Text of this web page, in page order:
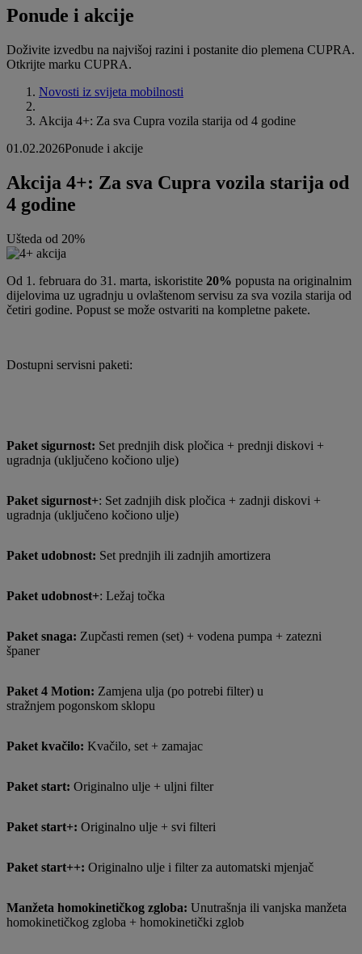
Ponude i akcije
Doživite izvedbu na najvišoj razini i postanite dio plemena CUPRA.
Otkrijte marku CUPRA.
Novosti iz svijeta mobilnosti
Akcija 4+: Za sva Cupra vozila starija od 4 godine
01.02.2026Ponude i akcije
Akcija 4+: Za sva Cupra vozila starija od
4 godine
Ušteda od 20%
Od 1. februara do 31. marta, iskoristite 20% popusta na originalnim
dijelovima uz ugradnju u ovlaštenom servisu za sva vozila starija od
četiri godine. Popust se može ostvariti na kompletne pakete.
Dostupni servisni paketi:
Paket sigurnost: Set prednjih disk pločica + prednji diskovi +
ugradnja (uključeno kočiono ulje)
Paket sigurnost+: Set zadnjih disk pločica + zadnji diskovi +
ugradnja (uključeno kočiono ulje)
Paket udobnost: Set prednjih ili zadnjih amortizera
Paket udobnost+: Ležaj točka
Paket snaga: Zupčasti remen (set) + vodena pumpa + zatezni
španer
Paket 4 Motion: Zamjena ulja (po potrebi filter) u
stražnjem pogonskom sklopu
Paket kvačilo: Kvačilo, set + zamajac
Paket start: Originalno ulje + uljni filter
Paket start+: Originalno ulje + svi filteri
Paket start++: Originalno ulje i filter za automatski mjenjač
Manžeta homokinetičkog zgloba: Unutrašnja ili vanjska manžeta
homokinetičkog zgloba + homokinetički zglob